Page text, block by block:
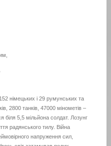
німецьких і 29 румунських та
2800 танків, 47000 мінометів –
біля 5,5 мільйона солдат. Лозунг
радянського тилу. Війна
напруження сил,